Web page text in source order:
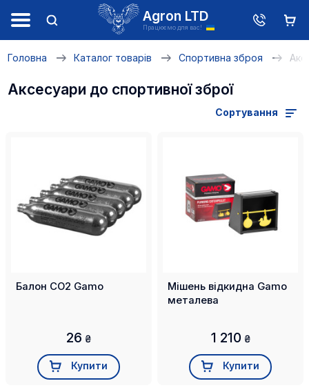
Agron LTD
Працюємо для вас!
Головна Каталог товарів Спортивна зброя
Аксесуари до спортивної зброї
Сортування
Балон СО2 Gamo
26 ₴
Купити
Мішень відкидна Gamo
металева
1 210 ₴
Купити